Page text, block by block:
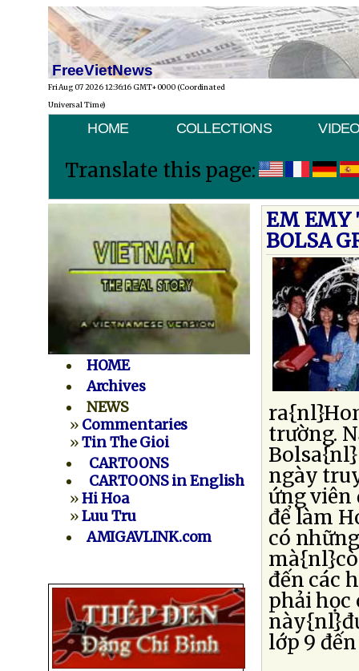
FreeVietNews
Fri Aug 07 2026 12:36:16 GMT+0000 (Coordinated
Universal Time)
HOME COLLECTIONS
Translate this page:
HOME
Archives
NEWS
» Commentaries
»Tin The Gioi
CARTOONS
CARTOONS in English
»Hi Hoa
»Luu Tru
AMIGAVLINK.com
EM EMY
BOLSA
trường.
ngày
ứng viên
để làm
có
đến các
phải học
lớp 9